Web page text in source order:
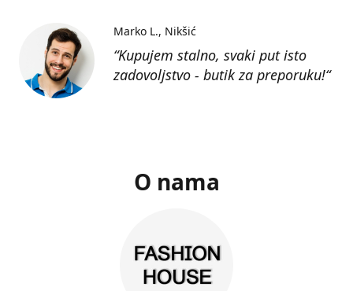
“Kupujem stalno, svaki put isto
zadovoljstvo - butik za preporuku!“
Marko L. Nikšić
O nama